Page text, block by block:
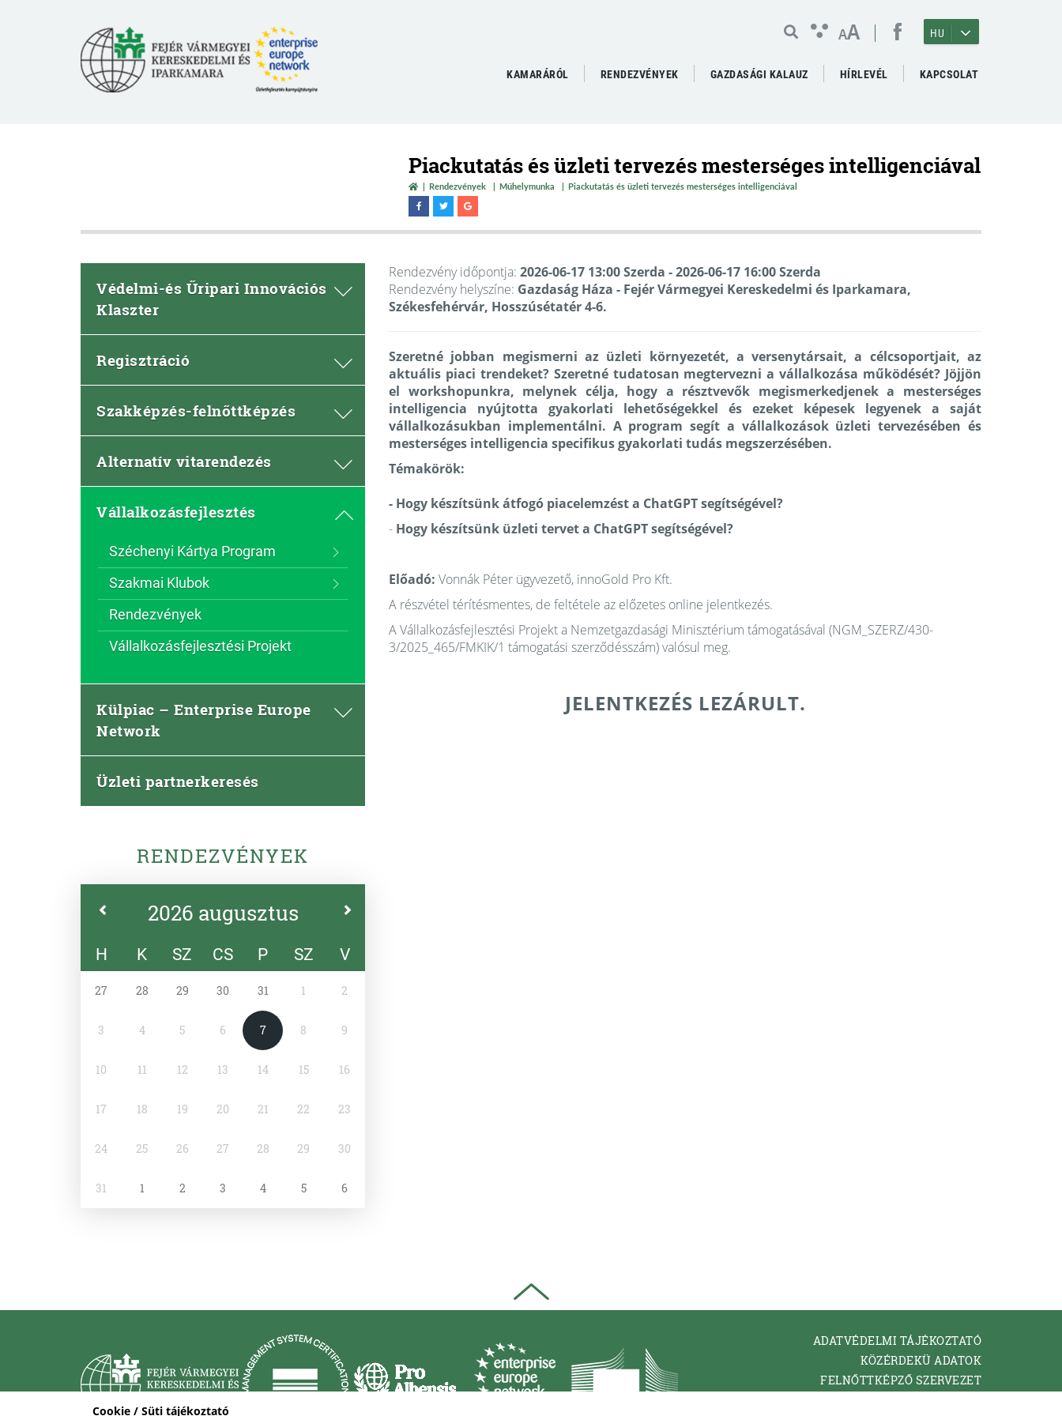
Cookie / Süti tájékoztató
AA HU
KAMARÁRÓL RENDEZVÉNYEK GAZDASÁGI KALAUZ HÍRLEVÉL KAPCSOLAT
Piackutatás és üzleti tervezés mesterséges intelligenciával
Rendezvények Műhelymunka Piackutatás és üzleti tervezés mesterséges intelligenciával
Védelmi-és Űripari Innovációs
Klaszter
Regisztráció
Szakképzés-felnőttképzés
Alternatív vitarendezés
Vállalkozásfejlesztés
Széchenyi Kártya Program
Szakmai Klubok
Rendezvények
Vállalkozásfejlesztési Projekt
Külpiac – Enterprise Europe
Network
Üzleti partnerkeresés
RENDEZVÉNYEK
2026 augusztus
H K SZ CS P SZ V
27 28 29 30 31 1 2
3 4 5 6 7 8 9
10 11 12 13 14 15 16
17 18 19 20 21 22 23
24 25 26 27 28 29 30
31 1 2 3 4 5 6
Rendezvény időpontja: 2026-06-17 13:00 Szerda - 2026-06-17 16:00 Szerda
Rendezvény helyszíne: Gazdaság Háza - Fejér Vármegyei Kereskedelmi és Iparkamara,
Székesfehérvár, Hosszúsétatér 4-6.
Szeretné jobban megismerni az üzleti környezetét, a versenytársait, a célcsoportjait, az
aktuális piaci trendeket? Szeretné tudatosan megtervezni a vállalkozása működését? Jöjjön
el workshopunkra, melynek célja, hogy a résztvevők megismerkedjenek a mesterséges
intelligencia nyújtotta gyakorlati lehetőségekkel és ezeket képesek legyenek a saját
vállalkozásukban implementálni. A program segít a vállalkozások üzleti tervezésében és
mesterséges intelligencia specifikus gyakorlati tudás megszerzésében.
Témakörök:
- Hogy készítsünk átfogó piacelemzést a ChatGPT segítségével?
- Hogy készítsünk üzleti tervet a ChatGPT segítségével?
Előadó: Vonnák Péter ügyvezető, innoGold Pro Kft.
A részvétel térítésmentes, de feltétele az előzetes online jelentkezés.
A Vállalkozásfejlesztési Projekt a Nemzetgazdasági Minisztérium támogatásával (NGM_SZERZ/430-
3/2025_465/FMKIK/1 támogatási szerződésszám) valósul meg.
JELENTKEZÉS LEZÁRULT.
ADATVÉDELMI TÁJÉKOZTATÓ
KÖZÉRDEKÜ ADATOK
FELNŐTTKÉPZŐ SZERVEZET